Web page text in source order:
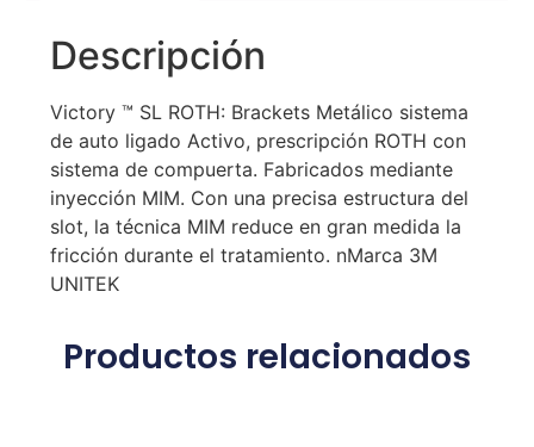
Descripción
Victory ™ SL ROTH: Brackets Metálico sistema
de auto ligado Activo, prescripción ROTH con
sistema de compuerta. Fabricados mediante
inyección MIM. Con una precisa estructura del
slot, la técnica MIM reduce en gran medida la
fricción durante el tratamiento. nMarca 3M
UNITEK
Productos relacionados